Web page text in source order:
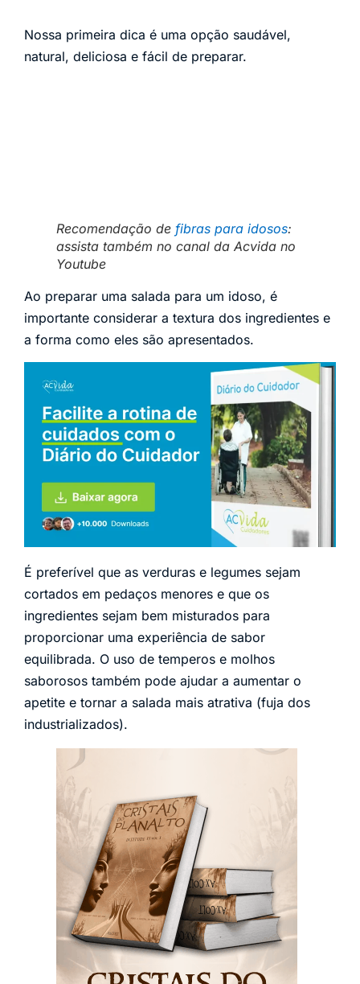
Nossa primeira dica é uma opção saudável,
natural, deliciosa e fácil de preparar.
Recomendação de fibras para idosos:
assista também no canal da Acvida no
Youtube
Ao preparar uma salada para um idoso, é
importante considerar a textura dos ingredientes e
a forma como eles são apresentados.
É preferível que as verduras e legumes sejam
cortados em pedaços menores e que os
ingredientes sejam bem misturados para
proporcionar uma experiência de sabor
equilibrada. O uso de temperos e molhos
saborosos também pode ajudar a aumentar o
apetite e tornar a salada mais atrativa (fuja dos
industrializados).